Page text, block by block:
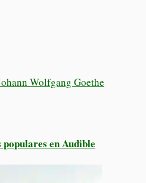
Wolfgang Goethe
en Audible